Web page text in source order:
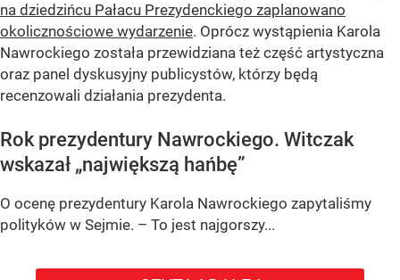
na dziedzińcu Pałacu Prezydenckiego zaplanowano
okolicznościowe wydarzenie. Oprócz wystąpienia Karola
Nawrockiego została przewidziana też część artystyczna
oraz panel dyskusyjny publicystów, którzy będą
recenzowali działania prezydenta.
Rok prezydentury Nawrockiego. Witczak
wskazał „największą hańbę”
O ocenę prezydentury Karola Nawrockiego zapytaliśmy
polityków w Sejmie. – To jest najgorszy...